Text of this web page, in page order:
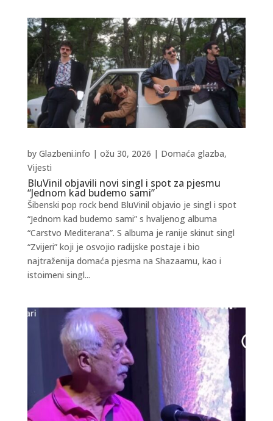
BluVinil objavili novi singl i spot za pjesmu
“Jednom kad budemo sami”
by Glazbeni.info | ožu 30, 2026 | Domaća glazba,
Vijesti
Šibenski pop rock bend BluVinil objavio je singl i spot
“Jednom kad budemo sami” s hvaljenog albuma
“Carstvo Mediterana”. S albuma je ranije skinut singl
“Zvijeri” koji je osvojio radijske postaje i bio
najtraženija domaća pjesma na Shazaamu, kao i
istoimeni singl...